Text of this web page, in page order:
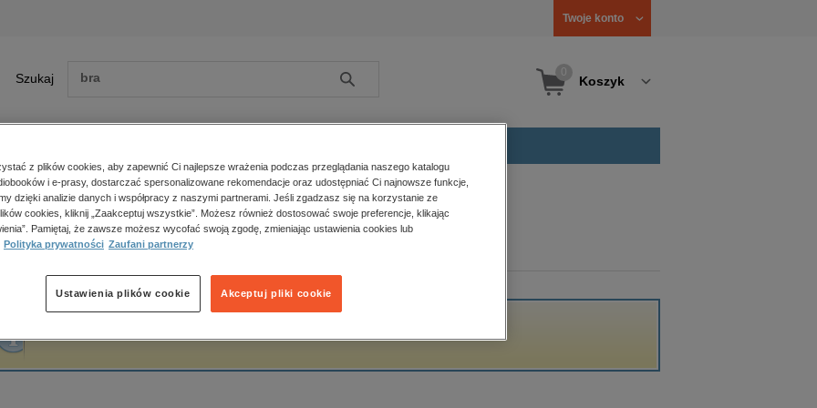
Twoje konto
Szukaj Szukaj Koszyk
Zobacz wszystkie E-prasa
polityka, społeczno-informacyjne
psychologiczne
popularno-naukowe
historia
główna Jakub Zamojski
Zamojski
z plików cookies, aby zapewnić Ci najlepsze wrażenia podczas przeglądania naszego katalogu
i e-prasy, dostarczać spersonalizowane rekomendacje oraz udostępniać Ci najnowsze funkcje,
dzięki analizie danych i współpracy z naszymi partnerami. Jeśli zgadzasz się na korzystanie ze
cookies, kliknij „Zaakceptuj wszystkie”. Możesz również dostosować swoje preferencje, klikając
Pamiętaj, że zawsze możesz wycofać swoją zgodę, zmieniając ustawienia cookies lub
Polityka prywatności Zaufani partnerzy
Akceptuj pliki cookie
Ustawienia plików cookie